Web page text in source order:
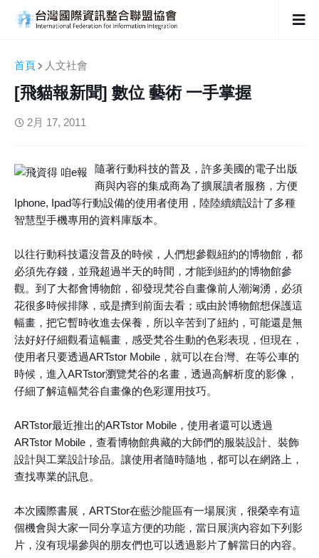
首頁 人文社會
[飛貓報新聞] 數位 藝術 一手掌握
2月 17, 2011
隨著行動科技的普及，許多美國的電子出版
商與內容的集成商為了擴展讀者服務，方便
Iphone, Ipad等行動設備的使用者使用，陸陸續續設計了多種
智慧型手機專用的資料庫版本。
以往行動科技還沒普及的時候，人們想參觀紐約的博物館，都
必須先存錢，並飛超過半天的時間，才能到紐約的博物館參
觀。到了大都會博物館，卻發現梵谷自畫像前人潮洶湧，必須
花很多時候排隊，或是擠到前面去看；或由於博物館想保護這
幅畫，把它暫時收進去保養，所以辛苦到了紐約，可能還是無
法好好仔細觀看這幅畫，感受梵谷生動的色彩表現，但現在，
使用者只要透過ARTstor Mobile，就可以在台灣、在等公車的
時候，進入ARTstor瀏覽梵谷的名畫，透過高解析度的影像，
仔細了解這幅梵谷自畫像的色彩運用技巧。
ARTstor最近推出的ARTstor Mobile，使用者還可以透過
ARTstor Mobile，查看博物館典藏的大師們的服裝設計、裝飾
設計與工業設計珍品。讓使用者隨時隨地，都可以在網路上，
查找專業的訊息。
本次國際書展，ARTStor在藍沙龍區有一場展演，很榮幸有這
個機會與大家一同分享這方便的功能，當日展演內容如下列影
片，沒有現場參與的朋友們也可以透過影片了解當日的內容。